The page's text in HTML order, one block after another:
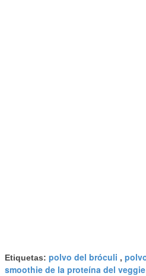
Etiquetas: polvo del bróculi ,
smoothie de la proteína del veggie